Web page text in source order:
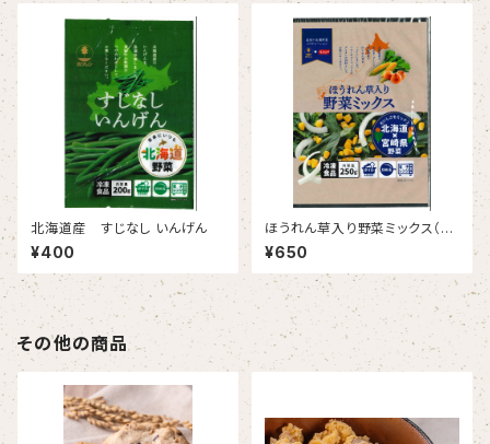
北海道産 すじなし いんげん
¥400
ほうれん草入り野菜ミックス（北
海道✖宮崎県）
¥650
その他の商品